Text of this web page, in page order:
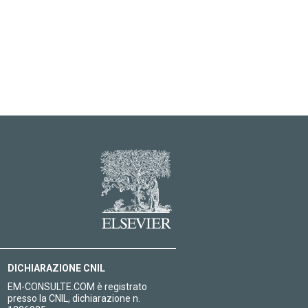
DICHIARAZIONE CNIL
EM-CONSULTE.COM è registrato
presso la CNIL, dichiarazione n.